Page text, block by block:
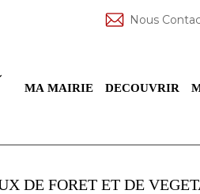
DE FORET ET DE
Nous
MA MAIRIE DECOUVRIR